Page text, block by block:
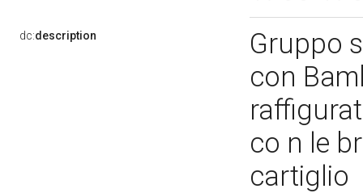
dc:description
Gruppo
con
co n le
cartiglio